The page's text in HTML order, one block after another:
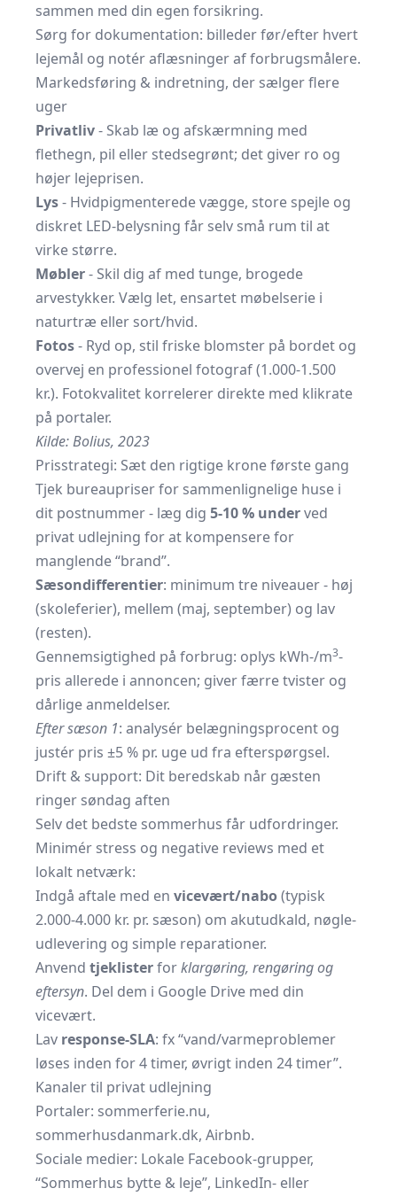
sammen med din egen forsikring.
Sørg for dokumentation: billeder før/efter hvert
lejemål og notér aflæsninger af forbrugsmålere.
Markedsføring & indretning, der sælger flere
uger
Privatliv- Skab læ og afskærmning med
flethegn, pil eller stedsegrønt; det giver ro og
højer lejeprisen.
Lys- Hvidpigmenterede vægge, store spejle og
diskret LED-belysning får selv små rum til at
virke større.
Møbler- Skil dig af med tunge, brogede
arvestykker. Vælg let, ensartet møbelserie i
naturtræ eller sort/hvid.
Fotos- Ryd op, stil friske blomster på bordet og
overvej en professionel fotograf (1.000-1.500
kr.). Foto­kvalitet korrelerer direkte med klikrate
på portaler.
Kilde:Bolius, 2023
Prisstrategi: Sæt den rigtige krone første gang
Tjek bureaupriser for sammenlignelige huse i
dit postnummer - læg dig 5-10 % underved
privat udlejning for at kompensere for
manglende “brand”.
Sæsondifferentier: minimum tre niveauer - høj
(skoleferier), mellem (maj, september) og lav
(resten).
Gennemsigtighed på forbrug: oplys kWh-/m3-
pris allerede i annoncen; giver færre tvister og
dårlige anmeldelser.
Efter sæson 1: analy­sér belægnings­procent og
justér pris ±5 % pr. uge ud fra efterspørgsel.
Drift & support: Dit beredskab når gæsten
ringer søndag aften
Selv det bedste sommerhus får udfordringer.
Minimér stress og negative reviews med et
lokalt netværk:
Indgå aftale med en vicevært/nabo(typisk
2.000-4.000 kr. pr. sæson) om akutudkald, nøgle­
udlevering og simple reparationer.
Anvend tjeklisterforklargøring, rengøring og
eftersyn. Del dem i Google Drive med din
vicevært.
Lav response-SLA: fx “vand/varmeproblemer
løses inden for 4 timer, øvrigt inden 24 timer”.
Kanaler til privat udlejning
Portaler: sommerferie.nu,
sommerhusdanmark.dk, Airbnb.
Sociale medier: Lokale Facebook-grupper,
“Sommerhus bytte & leje”, LinkedIn- eller